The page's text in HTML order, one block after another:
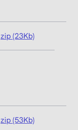
zip (23Kb)
zip (53Kb)